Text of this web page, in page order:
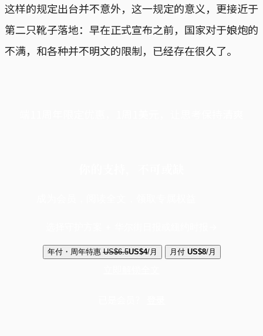
这样的规定出台并不意外，这一规定的意义，更接近于
第二只靴子落地：早在正式宣布之前，国家对于娘炮的
不满，和各种并不明文的限制，已经存在很久了。
年付・周年特惠 US$6.5US$4/月 月付 US$8/月